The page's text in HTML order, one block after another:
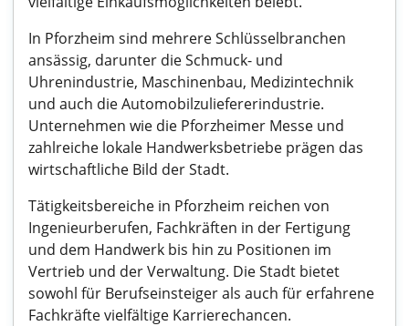
In Pforzheim sind mehrere Schlüsselbranchen
ansässig, darunter die Schmuck- und
Uhrenindustrie, Maschinenbau, Medizintechnik
und auch die Automobilzuliefererindustrie.
Unternehmen wie die Pforzheimer Messe und
zahlreiche lokale Handwerksbetriebe prägen das
wirtschaftliche Bild der Stadt.
Tätigkeitsbereiche in Pforzheim reichen von
Ingenieurberufen, Fachkräften in der Fertigung
und dem Handwerk bis hin zu Positionen im
Vertrieb und der Verwaltung. Die Stadt bietet
sowohl für Berufseinsteiger als auch für erfahrene
Fachkräfte vielfältige Karrierechancen.